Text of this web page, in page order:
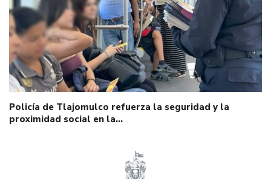
Policía de Tlajomulco refuerza la seguridad y la
proximidad social en la…